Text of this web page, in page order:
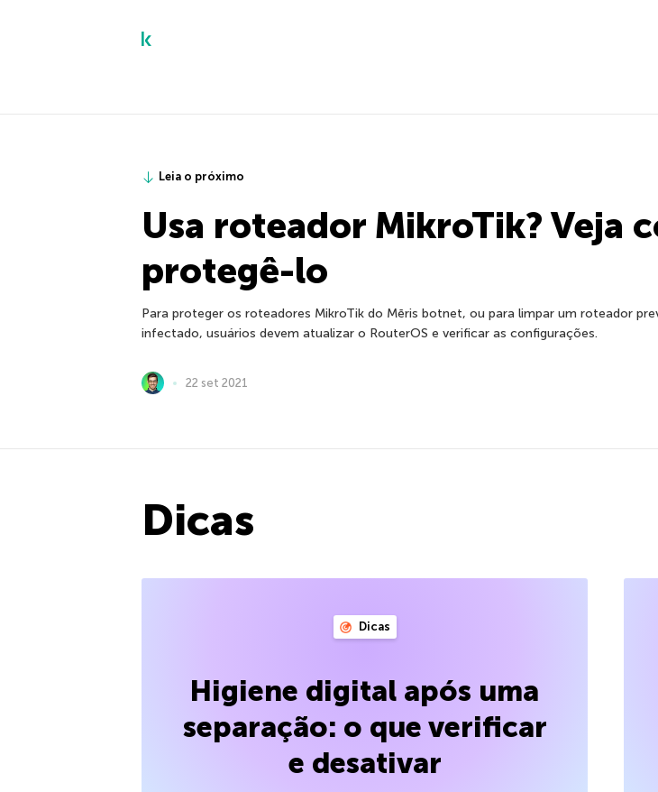
Leia o próximo
Usa roteador MikroTik? Veja
protegê-lo
Para proteger os roteadores MikroTik do Mēris botnet, ou para limpar um roteador
infectado, usuários devem atualizar o RouterOS e verificar as configurações.
22 set 2021
Dicas
Dicas
Higiene digital após uma
separação: o que verificar
e desativar